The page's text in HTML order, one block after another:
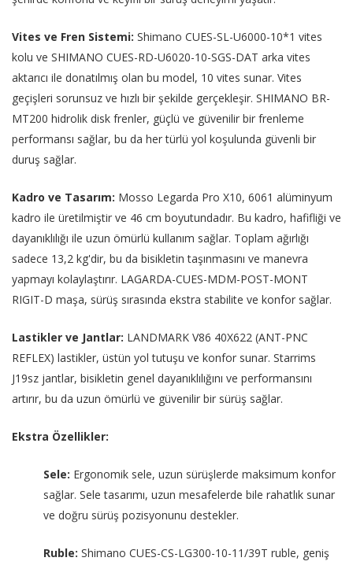
Vites ve Fren Sistemi: Shimano CUES-SL-U6000-10*1 vites
kolu ve SHIMANO CUES-RD-U6020-10-SGS-DAT arka vites
aktarıcı ile donatılmış olan bu model, 10 vites sunar. Vites
geçişleri sorunsuz ve hızlı bir şekilde gerçekleşir. SHIMANO BR-
MT200 hidrolik disk frenler, güçlü ve güvenilir bir frenleme
performansı sağlar, bu da her türlü yol koşulunda güvenli bir
duruş sağlar.
Kadro ve Tasarım: Mosso Legarda Pro X10, 6061 alüminyum
kadro ile üretilmiştir ve 46 cm boyutundadır. Bu kadro, hafifliği ve
dayanıklılığı ile uzun ömürlü kullanım sağlar. Toplam ağırlığı
sadece 13,2 kg'dir, bu da bisikletin taşınmasını ve manevra
yapmayı kolaylaştırır. LAGARDA-CUES-MDM-POST-MONT
RIGIT-D maşa, sürüş sırasında ekstra stabilite ve konfor sağlar.
Lastikler ve Jantlar: LANDMARK V86 40X622 (ANT-PNC
REFLEX) lastikler, üstün yol tutuşu ve konfor sunar. Starrims
J19sz jantlar, bisikletin genel dayanıklılığını ve performansını
artırır, bu da uzun ömürlü ve güvenilir bir sürüş sağlar.
Ekstra Özellikler:
Sele: Ergonomik sele, uzun sürüşlerde maksimum konfor
sağlar. Sele tasarımı, uzun mesafelerde bile rahatlık sunar
ve doğru sürüş pozisyonunu destekler.
Ruble: Shimano CUES-CS-LG300-10-11/39T ruble, geniş